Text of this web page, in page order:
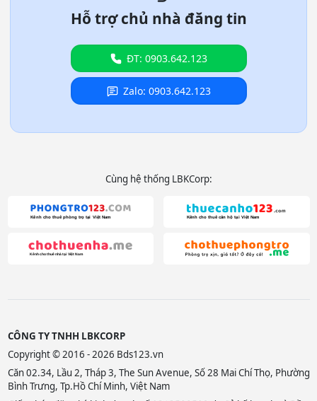
Hỗ trợ chủ nhà đăng tin
ĐT: 0903.642.123
Zalo: 0903.642.123
Cùng hệ thống LBKCorp:
CÔNG TY TNHH LBKCORP
Copyright © 2016 - 2026 Bds123.vn
Căn 02.34, Lầu 2, Tháp 3, The Sun Avenue, Số 28 Mai Chí Thọ, Phường
Bình Trưng, Tp.Hồ Chí Minh, Việt Nam